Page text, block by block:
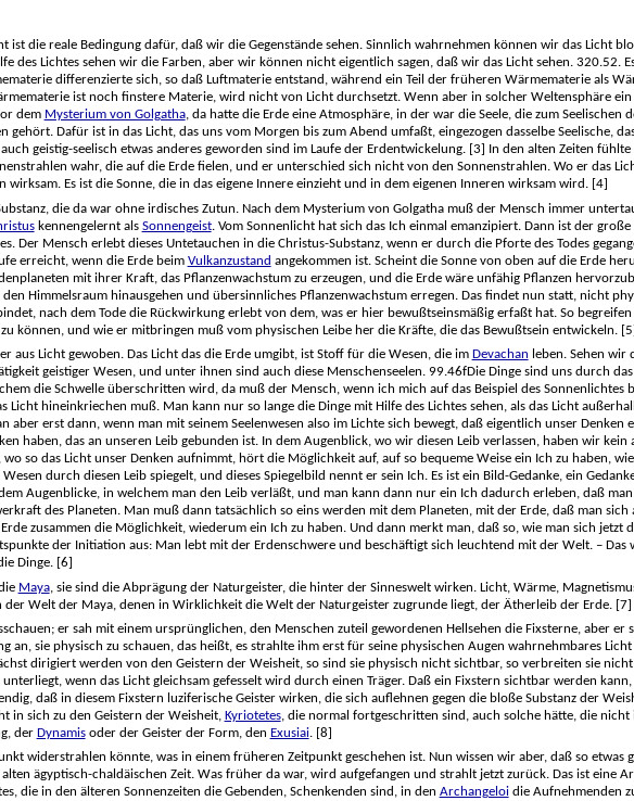
ist die reale Bedingung dafür, daß wir die Gegenstände sehen. Sinnlich wahrnehmen können wir das Licht
des Lichtes sehen wir die Farben, aber wir können nicht eigentlich sagen, daß wir das Licht sehen. 320.52.
differenzierte sich, so daß Luftmaterie entstand, während ein Teil der früheren Wärmematerie als
ist noch finstere Materie, wird nicht von Licht durchsetzt. Wenn aber in solcher Weltensphäre
dem Mysterium von Golgatha, da hatte die Erde eine Atmosphäre, in der war die Seele, die zum Seelischen
gehört. Dafür ist in das Licht, das uns vom Morgen bis zum Abend umfaßt, eingezogen dasselbe Seelische,
geistig-seelisch etwas anderes geworden sind im Laufe der Erdentwickelung. [3] In den alten Zeiten
wahr, die auf die Erde fielen, und er unterschied sich nicht von den Sonnenstrahlen. Wo er das
Es ist die Sonne, die in das eigene Innere einzieht und in dem eigenen Inneren wirksam wird. [4]
die da war ohne irdisches Zutun. Nach dem Mysterium von Golgatha muß der Mensch immer
kennengelernt als Sonnengeist. Vom Sonnenlicht hat sich das Ich einmal emanzipiert. Dann ist der
Der Mensch erlebt dieses Untetauchen in die Christus-Substanz, wenn er durch die Pforte des Todes
erreicht, wenn die Erde beim Vulkanzustand angekommen ist. Scheint die Sonne von oben auf die Erde
mit ihrer Kraft, das Pflanzenwachstum zu erzeugen, und die Erde wäre unfähig Pflanzen
Himmelsraum hinausgehen und übersinnliches Pflanzenwachstum erregen. Das findet nun statt, nicht
nach dem Tode die Rückwirkung erlebt von dem, was er hier bewußtseinsmäßig erfaßt hat. So
können, und wie er mitbringen muß vom physischen Leibe her die Kräfte, die das Bewußtsein entwickeln. [5]
aus Licht gewoben. Das Licht das die Erde umgibt, ist Stoff für die Wesen, die im Devachan leben. Sehen wir
geistiger Wesen, und unter ihnen sind auch diese Menschenseelen. 99.46fDie Dinge sind uns durch
die Schwelle überschritten wird, da muß der Mensch, wenn ich mich auf das Beispiel des Sonnenlichtes
hineinkriechen muß. Man kann nur so lange die Dinge mit Hilfe des Lichtes sehen, als das Licht
aber erst dann, wenn man mit seinem Seelenwesen also im Lichte sich bewegt, daß eigentlich unser
haben, das an unseren Leib gebunden ist. In dem Augenblick, wo wir diesen Leib verlassen, haben wir kein
so das Licht unser Denken aufnimmt, hört die Möglichkeit auf, auf so bequeme Weise ein Ich zu haben,
durch diesen Leib spiegelt, und dieses Spiegelbild nennt er sein Ich. Es ist ein Bild-Gedanke, ein
Augenblicke, in welchem man den Leib verläßt, und man kann dann nur ein Ich dadurch erleben, daß
des Planeten. Man muß dann tatsächlich so eins werden mit dem Planeten, mit der Erde, daß man
zusammen die Möglichkeit, wiederum ein Ich zu haben. Und dann merkt man, daß so, wie man sich jetzt
der Initiation aus: Man lebt mit der Erdenschwere und beschäftigt sich leuchtend mit der Welt. – Das
Dinge. [6]
Maya, sie sind die Abprägung der Naturgeister, die hinter der Sinneswelt wirken. Licht, Wärme,
Welt der Maya, denen in Wirklichkeit die Welt der Naturgeister zugrunde liegt, der Ätherleib der Erde. [7]
er sah mit einem ursprünglichen, den Menschen zuteil gewordenen Hellsehen die Fixsterne, aber er
an, sie physisch zu schauen, das heißt, es strahlte ihm erst für seine physischen Augen wahrnehmbares
dirigiert werden von den Geistern der Weisheit, so sind sie physisch nicht sichtbar, so verbreiten sie
wenn das Licht gleichsam gefesselt wird durch einen Träger. Daß ein Fixstern sichtbar werden
daß in diesem Fixstern luziferische Geister wirken, die sich auflehnen gegen die bloße Substanz der
in sich zu den Geistern der Weisheit, Kyriotetes, die normal fortgeschritten sind, auch solche hätte, die
der Dynamisoder der Geister der Form, den Exusiai. [8]
widerstrahlen könnte, was in einem früheren Zeitpunkt geschehen ist. Nun wissen wir aber, daß so
ägyptisch-chaldäischen Zeit. Was früher da war, wird aufgefangen und strahlt jetzt zurück. Das ist eine
die in den älteren Sonnenzeiten die Gebenden, Schenkenden sind, in den Archangeloidie Aufnehmenden